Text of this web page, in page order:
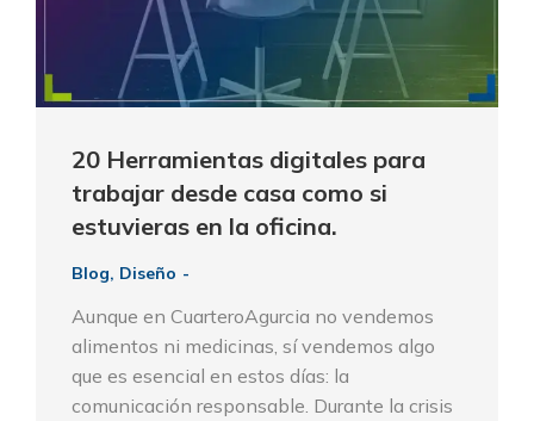
20 Herramientas digitales para
trabajar desde casa como si
estuvieras en la oficina.
Blog, Diseño
Aunque en CuarteroAgurcia no vendemos
alimentos ni medicinas, sí vendemos algo
que es esencial en estos días: la
comunicación responsable. Durante la crisis